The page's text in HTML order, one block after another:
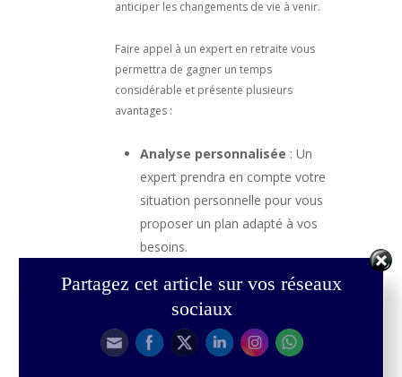
anticiper les changements de vie à venir.
Faire appel à un expert en retraite vous
permettra de gagner un temps
considérable et présente plusieurs
avantages :
Analyse personnalisée : Un
expert prendra en compte votre
situation personnelle pour vous
proposer un plan adapté à vos
besoins.
aidera à maximiser vos revenus
Partagez cet article sur vos réseaux
sociaux